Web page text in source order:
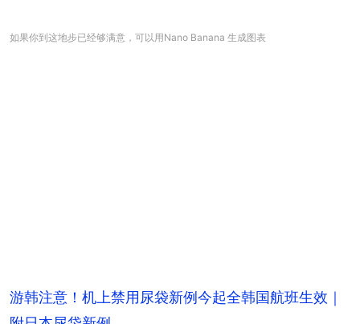
如果你到这地步已经够满意，可以用Nano Banana 生成图表
游韩注意！机上禁用尿袋新例今起全韩国航班生效｜